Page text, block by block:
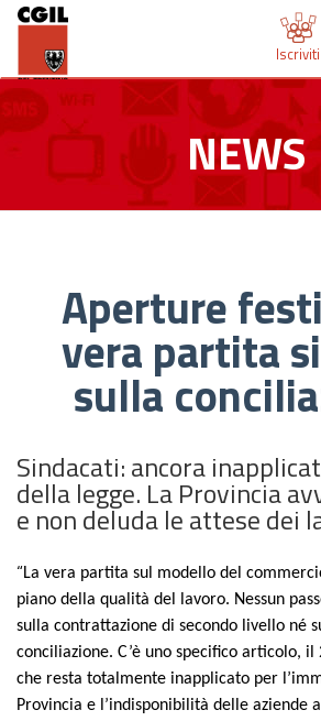
Iscriviti
NEWS
Aperture
vera partita
sulla
Sindacati: ancora
della legge. La Provincia
e non deluda le attese dei
“La vera partita sul modello del
piano della qualità del lavoro. Nessun
sulla contrattazione di secondo livello né
conciliazione. C’è uno specifico articolo,
che resta totalmente inapplicato per
Provincia e l’indisponibilità delle aziende